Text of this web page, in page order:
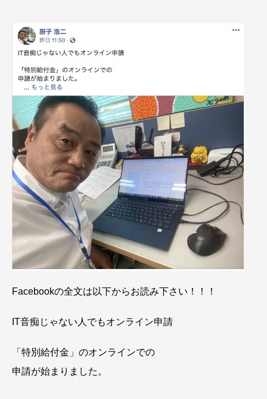
Facebookの全文は以下からお読み下さい！！！
IT音痴じゃない人でもオンライン申請
「特別給付金」のオンラインでの
申請が始まりました。